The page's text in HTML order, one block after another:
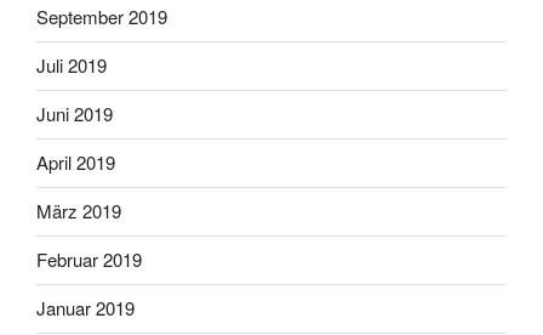
September 2019
Juli 2019
Juni 2019
April 2019
März 2019
Februar 2019
Januar 2019